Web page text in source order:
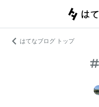
はてなブログ トップ